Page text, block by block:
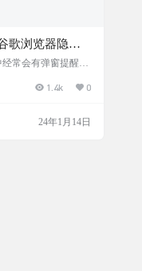
歌浏览器隐藏
常会有弹窗提醒，
己选择是否给权
醒的呢？其实好多
你所在位置， 只是
1.4k 0
24年1月14日